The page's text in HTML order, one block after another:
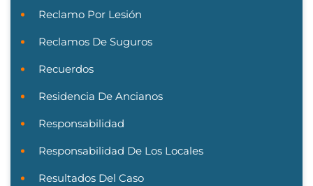
Reclamo Por Lesión
Reclamos De Suguros
Recuerdos
Residencia De Ancianos
Responsabilidad
Responsabilidad De Los Locales
Resultados Del Caso